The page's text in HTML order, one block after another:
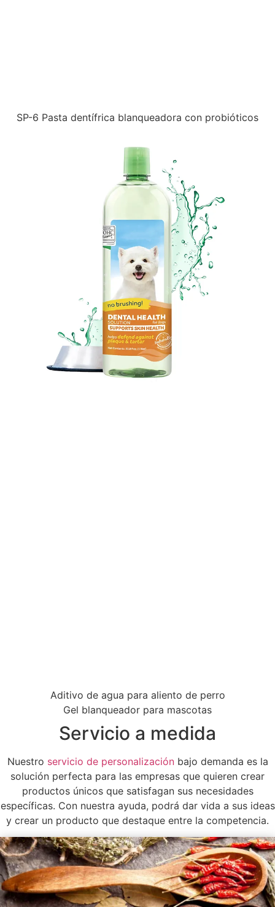
SP-6 Pasta dentífrica blanqueadora con probióticos
Aditivo de agua para aliento de perro
Gel blanqueador para mascotas
Servicio a medida
Nuestro servicio de personalizaciónbajo demanda es la
solución perfecta para las empresas que quieren crear
productos únicos que satisfagan sus necesidades
específicas. Con nuestra ayuda, podrá dar vida a sus ideas
y crear un producto que destaque entre la competencia.